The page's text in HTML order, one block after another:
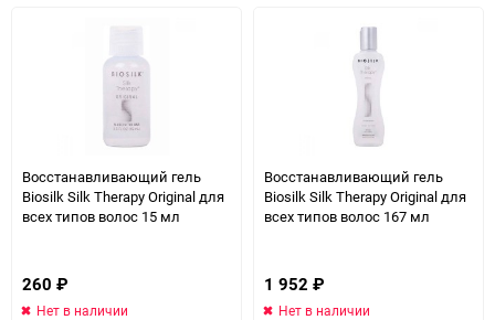
Восстанавливающий гель
Biosilk Silk Therapy Original для
всех типов волос 15 мл
260 ₽
Нет в наличии
Восстанавливающий гель
Biosilk Silk Therapy Original для
всех типов волос 167 мл
1 952 ₽
Нет в наличии